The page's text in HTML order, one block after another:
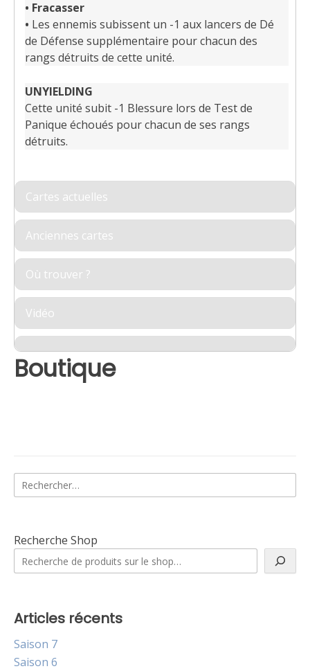
• Fracasser
• Les ennemis subissent un -1 aux lancers de Dé
de Défense supplémentaire pour chacun des
rangs détruits de cette unité.
UNYIELDING
Cette unité subit -1 Blessure lors de Test de
Panique échoués pour chacun de ses rangs
détruits.
Cartes actuelles
Anciennes cartes
Où trouver ?
Vidéo
Boutique
Rechercher :
Recherche Shop
Articles récents
Saison 7
Saison 6